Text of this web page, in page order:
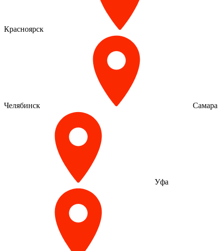
Красноярск
Челябинск Самара
Уфа